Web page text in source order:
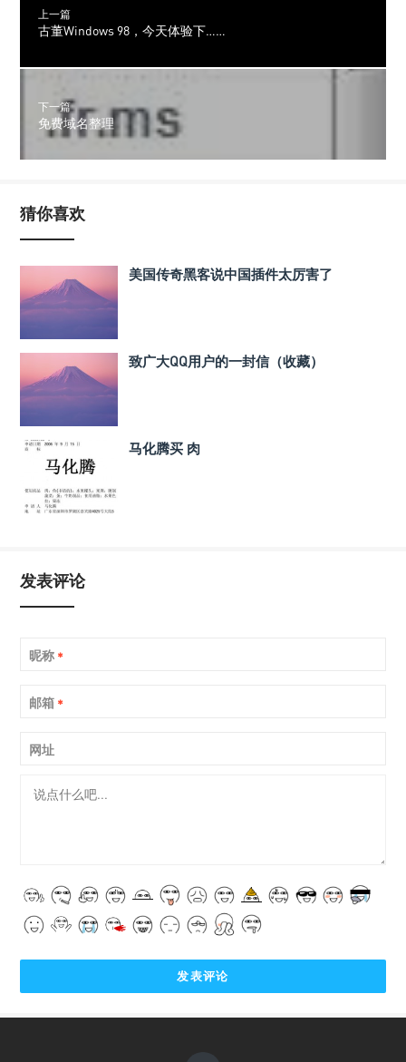
上一篇
古董Windows 98，今天体验下……
下一篇
免费域名整理
猜你喜欢
美国传奇黑客说中国插件太厉害了
致广大QQ用户的一封信（收藏）
马化腾买 肉
发表评论
昵称 *
邮箱 *
网址